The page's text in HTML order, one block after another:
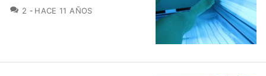
2 COMENTARIOS
HACE 11 AÑOS